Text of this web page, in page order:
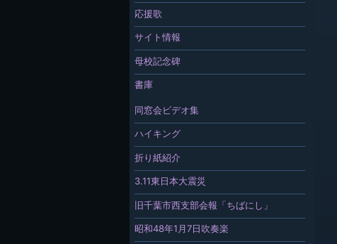
応援歌
サイト情報
母校記念碑
書庫
同窓会ビデオ集
ハイキング
折り紙紹介
3.11東日本大震災
旧千葉市西支部会報「ちばにし」
昭和48年1月7日吹奏楽